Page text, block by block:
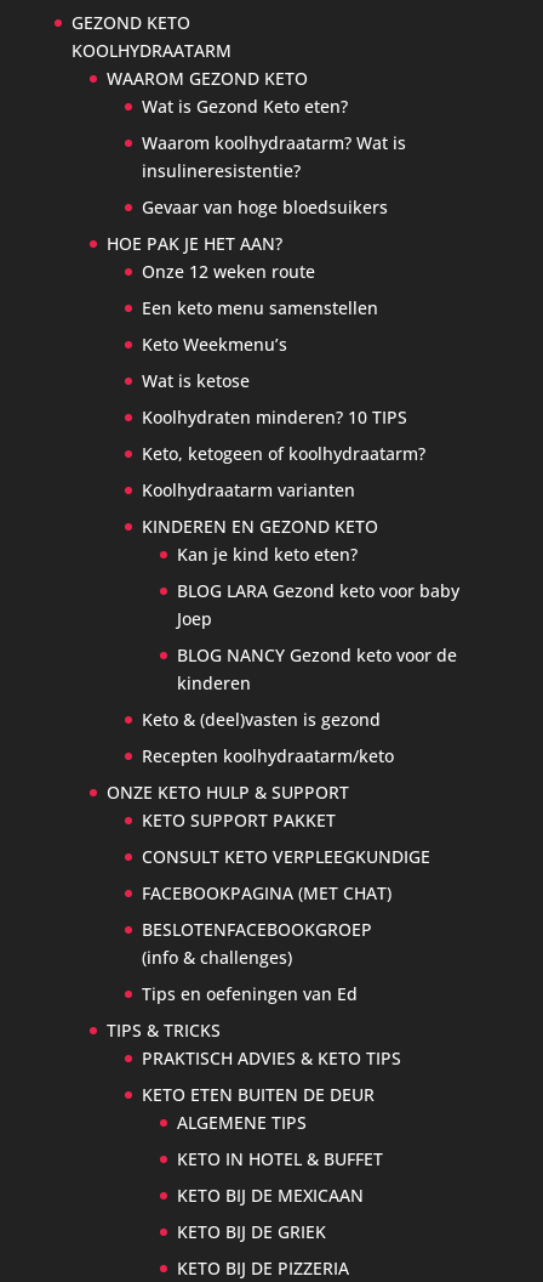
GEZOND KETO
KOOLHYDRAATARM
WAAROM GEZOND KETO
Wat is Gezond Keto eten?
Waarom koolhydraatarm? Wat is
insulineresistentie?
Gevaar van hoge bloedsuikers
HOE PAK JE HET AAN?
Onze 12 weken route
Een keto menu samenstellen
Keto Weekmenu’s
Wat is ketose
Koolhydraten minderen? 10 TIPS
Keto, ketogeen of koolhydraatarm?
Koolhydraatarm varianten
KINDEREN EN GEZOND KETO
Kan je kind keto eten?
BLOG LARA Gezond keto voor baby
Joep
BLOG NANCY Gezond keto voor de
kinderen
Keto & (deel)vasten is gezond
Recepten koolhydraatarm/keto
ONZE KETO HULP & SUPPORT
KETO SUPPORT PAKKET
CONSULT KETO VERPLEEGKUNDIGE
FACEBOOKPAGINA (MET CHAT)
BESLOTENFACEBOOKGROEP
(info & challenges)
Tips en oefeningen van Ed
TIPS & TRICKS
PRAKTISCH ADVIES & KETO TIPS
KETO ETEN BUITEN DE DEUR
ALGEMENE TIPS
KETO IN HOTEL & BUFFET
KETO BIJ DE MEXICAAN
KETO BIJ DE GRIEK
KETO BIJ DE PIZZERIA